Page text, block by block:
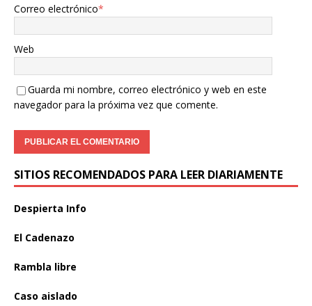
Correo electrónico*
Web
Guarda mi nombre, correo electrónico y web en este
navegador para la próxima vez que comente.
SITIOS RECOMENDADOS PARA LEER DIARIAMENTE
Despierta Info
El Cadenazo
Rambla libre
Caso aislado